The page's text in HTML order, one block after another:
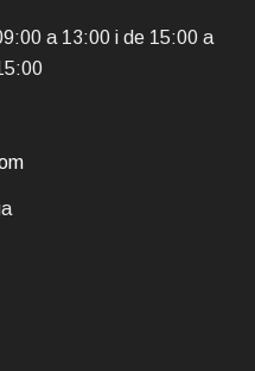
a 13:00 i de 15:00 a